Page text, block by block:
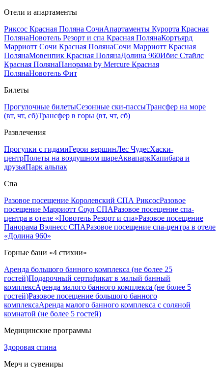
Отели и апартаменты
Риксос Красная Поляна СочиАпартаменты Курорта Красная
ПолянаНовотель Резорт и спа Красная ПолянаКортъярд
Марриотт Сочи Красная ПолянаСочи Марриотт Красная
ПолянаМовенпик Красная ПолянаДолина 960Ибис Стайлс
Красная ПолянаПанорама by Mercure Красная
ПолянаНовотель Фит
Билеты
Прогулочные билетыСезонные ски-пассыТрансфер на море
(вт, чт, сб)Трансфер в горы (вт, чт, сб)
Развлечения
Прогулки с гидамиГерои вершинЛес ЧудесХаски-
центрПолеты на воздушном шареАквапаркКапибара и
друзьяПарк альпак
Спа
Разовое посещение Королевский СПА РиксосРазовое
посещение Марриотт Соул СПАРазовое посещение спа-
центра в отеле «Новотель Резорт и спа»Разовое посещение
Панорама Вэлнесс СПАРазовое посещение спа-центра в отеле
«Долина 960»
Горные бани «4 стихии»
Аренда большого банного комплекса (не более 25
гостей)Подарочный сертификат в малый банный
комплексАренда малого банного комплекса (не более 5
гостей)Разовое посещение большого банного
комплексаАренда малого банного комплекса с соляной
комнатой (не более 5 гостей)
Медицинские программы
Здоровая спина
Мерч и сувениры